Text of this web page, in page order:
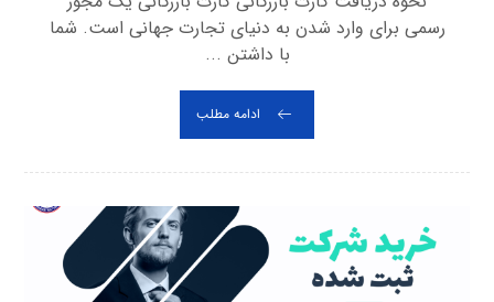
رسمی برای وارد شدن به دنیای تجارت جهانی است. شما
با داشتن ...
ادامه مطلب